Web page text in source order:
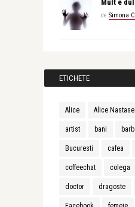
Mult e
de Simona
ETICHETE
Alice Alice
artist bani
Bucuresti cafea
coffeechat colega
doctor dragoste